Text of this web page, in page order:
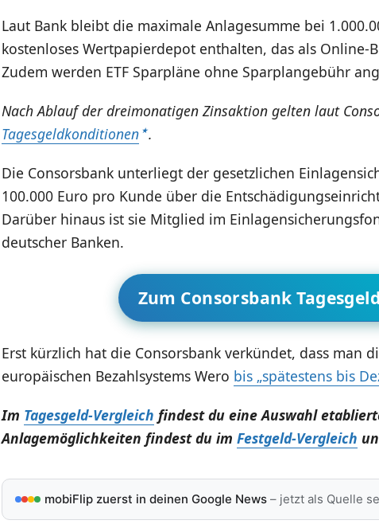
Laut Bank bleibt die maximale Anlagesumme bei
kostenloses Wertpapierdepot enthalten, das als Online-
Zudem werden ETF Sparpläne ohne Sparplangebühr
Nach Ablauf der dreimonatigen Zinsaktion gelten laut
Tagesgeldkonditionen .
Die Consorsbank unterliegt der gesetzlichen
100.000 Euro pro Kunde über die
Darüber hinaus ist sie Mitglied im
deutscher Banken.
Zum Consorsbank
Erst kürzlich hat die Consorsbank verkündet, dass man
europäischen Bezahlsystems Wero bis „spätestens bis
Im Tagesgeld-Vergleich findest du eine Auswahl
Anlagemöglichkeiten findest du im Festgeld-Vergleich
mobiFlip zuerst in deinen Google News– jetzt als Quelle